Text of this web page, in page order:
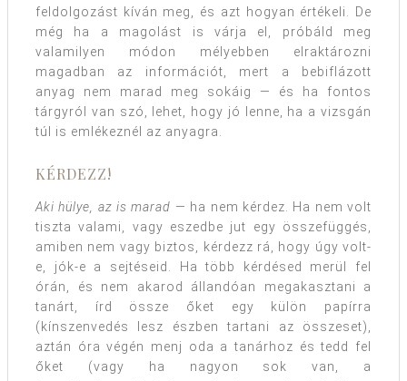
feldolgozást kíván meg, és azt hogyan értékeli. De
még ha a magolást is várja el, próbáld meg
valamilyen módon mélyebben elraktározni
magadban az információt, mert a bebiflázott
anyag nem marad meg sokáig — és ha fontos
tárgyról van szó, lehet, hogy jó lenne, ha a vizsgán
túl is emlékeznél az anyagra.
KÉRDEZZ!
Aki hülye, az is marad — ha nem kérdez. Ha nem volt
tiszta valami, vagy eszedbe jut egy összefüggés,
amiben nem vagy biztos, kérdezz rá, hogy úgy volt-
e, jók-e a sejtéseid. Ha több kérdésed merül fel
órán, és nem akarod állandóan megakasztani a
tanárt, írd össze őket egy külön papírra
(kínszenvedés lesz észben tartani az összeset),
aztán óra végén menj oda a tanárhoz és tedd fel
őket (vagy ha nagyon sok van, a